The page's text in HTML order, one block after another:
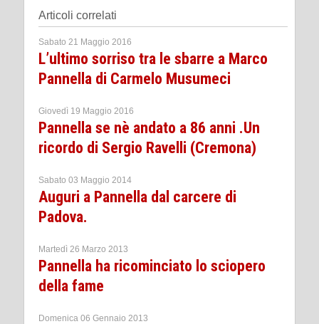
Articoli correlati
Sabato 21 Maggio 2016
L’ultimo sorriso tra le sbarre a Marco
Pannella di Carmelo Musumeci
Giovedì 19 Maggio 2016
Pannella se nè andato a 86 anni .Un
ricordo di Sergio Ravelli (Cremona)
Sabato 03 Maggio 2014
Auguri a Pannella dal carcere di
Padova.
Martedì 26 Marzo 2013
Pannella ha ricominciato lo sciopero
della fame
Domenica 06 Gennaio 2013